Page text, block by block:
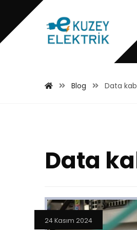
Blog Data
Data
24 Kasım 2024